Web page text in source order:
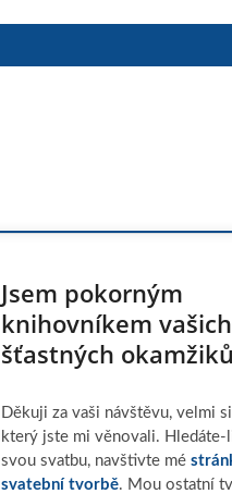
Jsem pokorným
knihovníkem vašich
šťastných
Děkuji za vaši návštěvu, velmi
který jste mi věnovali. Hledáte-
svou svatbu, navštivte mé
svatební tvorbě. Mou ostatní